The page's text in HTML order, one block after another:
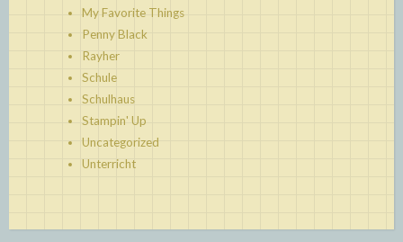
My Favorite Things
Penny Black
Rayher
Schule
Schulhaus
Stampin' Up
Uncategorized
Unterricht